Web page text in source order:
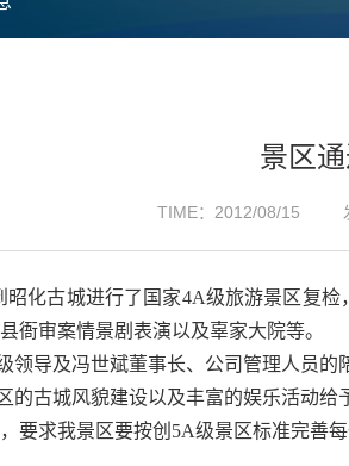
景区
TIME：2012/08/15
化古城进行了国家4A级旅游景区复
衙审案情景剧表演以及辜家大院等。
导及冯世斌董事长、公司管理人员的
古城风貌建设以及丰富的娱乐活动
要求我景区要按创5A级景区标准完善